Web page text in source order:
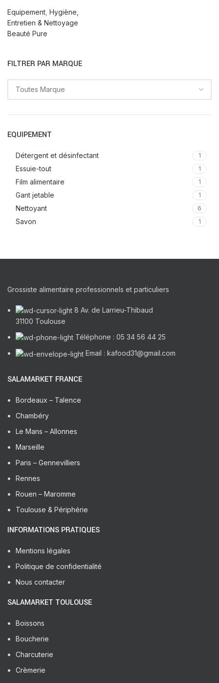
FILTRER PAR MARQUE
EQUIPEMENT
Détergent et désinfectant 1
Essuie-tout 1
Film alimentaire 1
Gant jetable 1
Nettoyant 6
Savon 1
Equipement Hygiène,
Entretien & Nettoyage
Beauté Pure
Grossiste alimentaire professionnels et particuliers
8 Av. de Larrieu-Thibaud
31100 Toulouse
Téléphone : 05 34 56 44 25
Email : kafood31@gmail.com
SALAMARKET FRANCE
Bordeaux – Talence
Chambéry
Le Mans – Allonnes
Marseille
Paris – Gennevilliers
Rennes
Rouen – Maromme
Toulouse & Périphérie
INFORMATIONS PRATIQUES
Mentions légales
Politique de confidentialité
Nous contacter
SALAMARKET TOULOUSE
Boissons
Boucherie
Charcuterie
Crèmerie